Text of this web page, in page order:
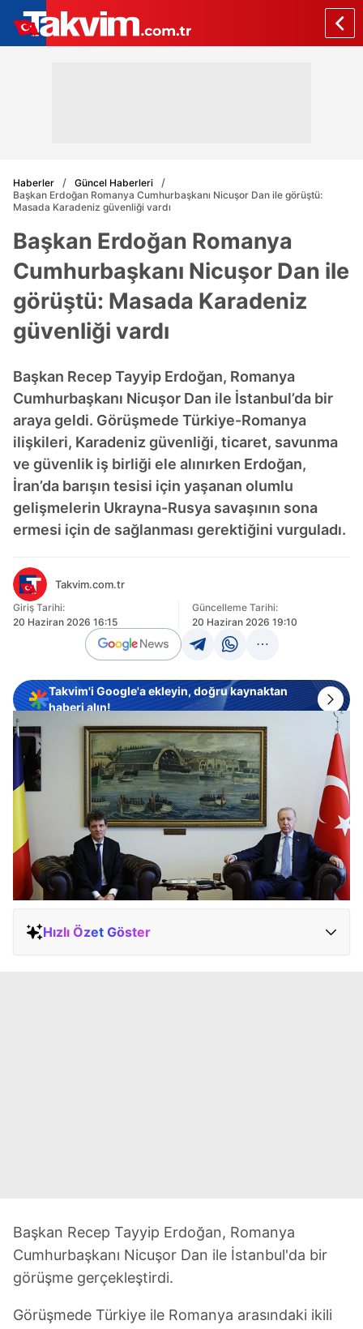
Haberler
Güncel Haberleri
Başkan Erdoğan Romanya Cumhurbaşkanı Nicuşor Dan ile görüştü:
Masada Karadeniz güvenliği vardı
Başkan Erdoğan Romanya
Cumhurbaşkanı Nicuşor Dan ile
görüştü: Masada Karadeniz
güvenliği vardı
Başkan Recep Tayyip Erdoğan, Romanya
Cumhurbaşkanı Nicuşor Dan ile İstanbul’da bir
araya geldi. Görüşmede Türkiye-Romanya
ilişkileri, Karadeniz güvenliği, ticaret, savunma
ve güvenlik iş birliği ele alınırken Erdoğan,
İran’da barışın tesisi için yaşanan olumlu
gelişmelerin Ukrayna-Rusya savaşının sona
ermesi için de sağlanması gerektiğini vurguladı.
Takvim.com.tr
Giriş Tarihi:
20 Haziran 2026 16:15
Güncelleme Tarihi:
20 Haziran 2026 19:10
Takvim'i Google'a ekleyin, doğru kaynaktan
haberi alın!
Hızlı Özet Göster
Başkan Recep Tayyip Erdoğan, Romanya
Cumhurbaşkanı Nicuşor Dan ile İstanbul'da bir
görüşme gerçekleştirdi.
Görüşmede Türkiye ile Romanya arasındaki ikili